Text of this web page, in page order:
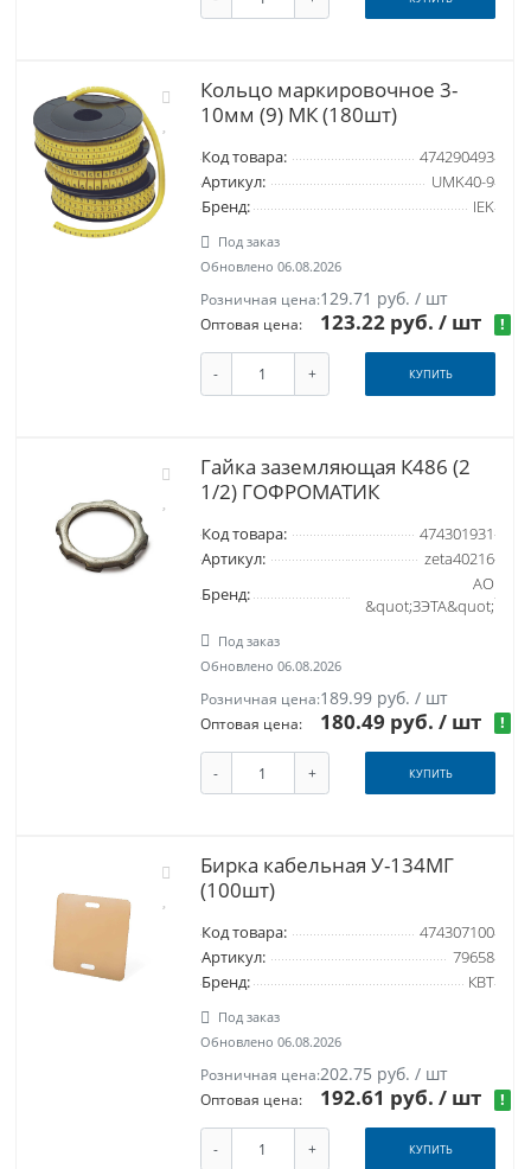
Кольцо маркировочное 3-
10мм (9) МК (180шт)
Код товара:
474290493
Артикул:
UMK40-9
Бренд:
IEK
Под заказ
Обновлено 06.08.2026
Розничная цена:129.71 руб. / шт
Оптовая цена: 123.22 руб./ шт !
- + КУПИТЬ
Гайка заземляющая К486 (2
1/2) ГОФРОМАТИК
Код товара:
474301931
Артикул:
zeta40216
Бренд:
АО
&quot;ЗЭТА&quot;
Под заказ
Обновлено 06.08.2026
Розничная цена:189.99 руб. / шт
Оптовая цена: 180.49 руб./ шт !
- + КУПИТЬ
Бирка кабельная У-134МГ
(100шт)
Код товара:
474307100
Артикул:
79658
Бренд:
КВТ
Под заказ
Обновлено 06.08.2026
Розничная цена:202.75 руб. / шт
Оптовая цена: 192.61 руб./ шт !
- + КУПИТЬ